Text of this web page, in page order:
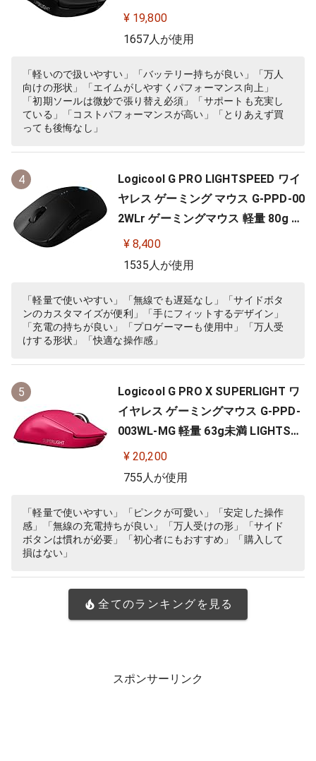
ED HERO 25Kセンサー POWERPLA
Y 無線 充電 対応 ゲーミング マウス
¥ 19,800
1657人が使用
「軽いので扱いやすい」「バッテリー持ちが良い」「万人
向けの形状」「エイムがしやすくパフォーマンス向上」
「初期ソールは微妙で張り替え必須」「サポートも充実し
ている」「コストパフォーマンスが高い」「とりあえず買
っても後悔なし」
4
Logicool G PRO LIGHTSPEED ワイ
ヤレス ゲーミング マウス G-PPD-00
2WLr ゲーミングマウス 軽量 80g H
ERO 25Kセンサー 充電 POWERPLA
Y 対応 ゲーム 充電 無線 左右対称 FP
正規品
¥ 8,400
1535人が使用
「軽量で使いやすい」「無線でも遅延なし」「サイドボタ
ンのカスタマイズが便利」「手にフィットするデザイン」
「充電の持ちが良い」「プロゲーマーも使用中」「万人受
けする形状」「快適な操作感」
5
Logicool G PRO X SUPERLIGHT ワ
イヤレス ゲーミングマウス G-PPD-
003WL-MG 軽量 63g未満 LIGHTSP
EED HERO 25Kセンサー POWERPLA
Y 無線 充電 対応 ゲーミング マウス
正規品
¥ 20,200
755人が使用
「軽量で使いやすい」「ピンクが可愛い」「安定した操作
感」「無線の充電持ちが良い」「万人受けの形」「サイド
ボタンは慣れが必要」「初心者にもおすすめ」「購入して
損はない」
全てのランキングを見る
スポンサーリンク